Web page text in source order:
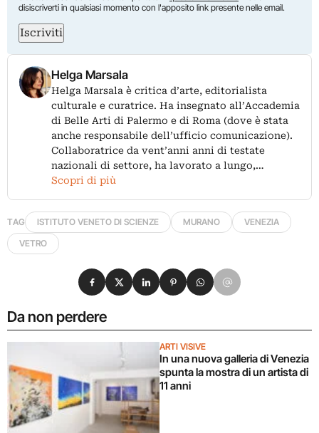
disiscriverti in qualsiasi momento con l'apposito link presente nelle email.
Iscriviti
Helga Marsala
Helga Marsala è critica d’arte, editorialista
culturale e curatrice. Ha insegnato all’Accademia
di Belle Arti di Palermo e di Roma (dove è stata
anche responsabile dell’ufficio comunicazione).
Collaboratrice da vent’anni anni di testate
nazionali di settore, ha lavorato a lungo,…
Scopri di più
TAG ISTITUTO VENETO DI SCIENZE MURANO
VENEZIA
VETRO
Da non perdere
ARTI VISIVE
In una nuova galleria di Venezia
spunta la mostra di un artista di
11 anni
Condividi su Facebook
Condividi su X
Condividi su LinkedIn
Condividi su Pinterest
Condividi su WhatsApp
Condividi su Email